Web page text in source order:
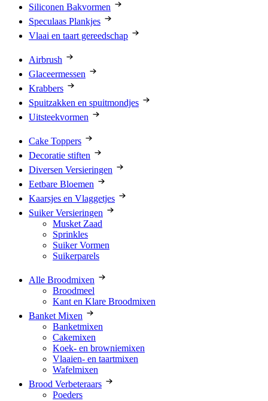
Siliconen Bakvormen
Speculaas Plankjes
Vlaai en taart gereedschap
Airbrush
Glaceermessen
Krabbers
Spuitzakken en spuitmondjes
Uitsteekvormen
Cake Toppers
Decoratie stiften
Diversen Versieringen
Eetbare Bloemen
Kaarsjes en Vlaggetjes
Suiker Versieringen
Musket Zaad
Sprinkles
Suiker Vormen
Suikerparels
Alle Broodmixen
Broodmeel
Kant en Klare Broodmixen
Banket Mixen
Banketmixen
Cakemixen
Koek- en browniemixen
Vlaaien- en taartmixen
Wafelmixen
Brood Verbeteraars
Poeders